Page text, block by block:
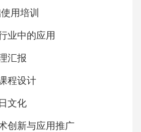
用培训
业中的应用
汇报
程设计
文化
创新与应用推广